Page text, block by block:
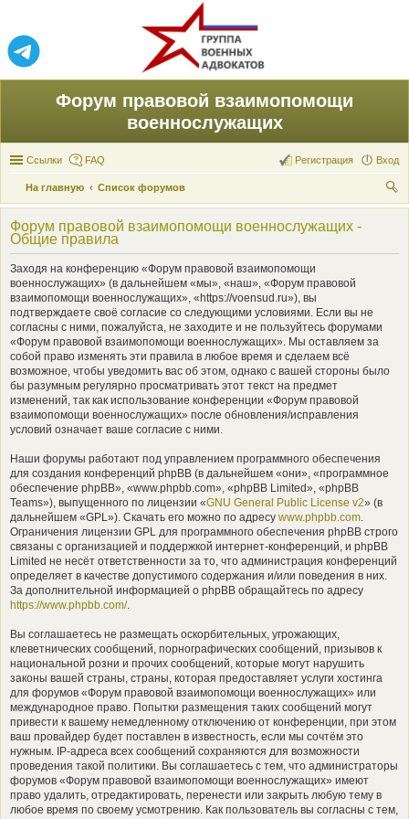
Форум правовой взаимопомощи
военнослужащих
Ссылки FAQ Вход
Регистрация
На главную
Список форумов
ои
Форум правовой взаимопомощи военнослужащих -
Общие правила
Заходя на конференцию «Форум правовой взаимопомощи
военнослужащих» (в дальнейшем «мы», «наш», «Форум правовой
взаимопомощи военнослужащих», «https://voensud.ru»), вы
подтверждаете своё согласие со следующими условиями. Если вы не
согласны с ними, пожалуйста, не заходите и не пользуйтесь форумами
«Форум правовой взаимопомощи военнослужащих». Мы оставляем за
собой право изменять эти правила в любое время и сделаем всё
возможное, чтобы уведомить вас об этом, однако с вашей стороны было
бы разумным регулярно просматривать этот текст на предмет
изменений, так как использование конференции «Форум правовой
взаимопомощи военнослужащих» после обновления/исправления
условий означает ваше согласие с ними.
Наши форумы работают под управлением программного обеспечения
для создания конференций phpBB (в дальнейшем «они», «программное
обеспечение phpBB», «www.phpbb.com», «phpBB Limited», «phpBB
Teams»), выпущенного по лицензии «GNU General Public License v2» (в
дальнейшем «GPL»). Скачать его можно по адресу www.phpbb.com.
Ограничения лицензии GPL для программного обеспечения phpBB строго
связаны с организацией и поддержкой интернет-конференций, и phpBB
Limited не несёт ответственности за то, что администрация конференций
определяет в качестве допустимого содержания и/или поведения в них.
За дополнительной информацией о phpBB обращайтесь по адресу
https://www.phpbb.com/.
Вы соглашаетесь не размещать оскорбительных, угрожающих,
клеветнических сообщений, порнографических сообщений, призывов к
национальной розни и прочих сообщений, которые могут нарушить
законы вашей страны, страны, которая предоставляет услуги хостинга
для форумов «Форум правовой взаимопомощи военнослужащих» или
международное право. Попытки размещения таких сообщений могут
привести к вашему немедленному отключению от конференции, при этом
ваш провайдер будет поставлен в известность, если мы сочтём это
нужным. IP-адреса всех сообщений сохраняются для возможности
проведения такой политики. Вы соглашаетесь с тем, что администраторы
форумов «Форум правовой взаимопомощи военнослужащих» имеют
право удалить, отредактировать, перенести или закрыть любую тему в
любое время по своему усмотрению. Как пользователь вы согласны с тем,